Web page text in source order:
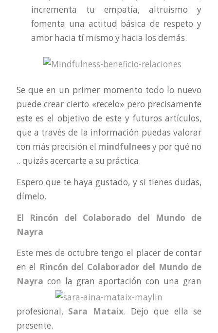
incrementa tu empatía, altruismo y
fomenta una actitud básica de respeto y
amor hacia tí mismo y hacia los demás.
Se que en un primer momento todo lo nuevo
puede crear cierto «recelo» pero precisamente
este es el objetivo de este y futuros artículos,
que a través de la información puedas valorar
con más precisión el mindfulneesy por qué no
.. quizás acercarte a su práctica.
Espero que te haya gustado, y si tienes dudas,
dímelo.
El Rincón del Colaborado del Mundo de
Nayra
Este mes de octubre tengo el placer de contar
en el Rincón del Colaborador del Mundo de
Nayra con la granaportación con una gran
profesional, Sara Mataix. Dejo que ella se
presente.